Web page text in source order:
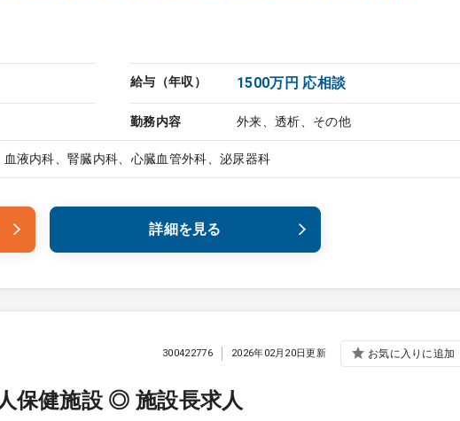
給与（年収） 1500万円 応相談
勤務内容 外来、透析、その他
液内科、腎臓内科、心臓血管外科、泌尿器科
詳細を見る
保健施設 ◎ 施設長求人
300422776 2026年02月20日更新 お気に入りに追加